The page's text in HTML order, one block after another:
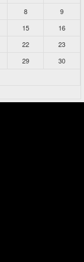
8
9
15
16
22
23
29
30